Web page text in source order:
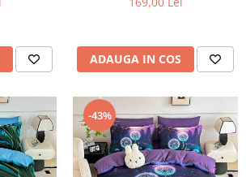
ADAUGA IN COS
-43%